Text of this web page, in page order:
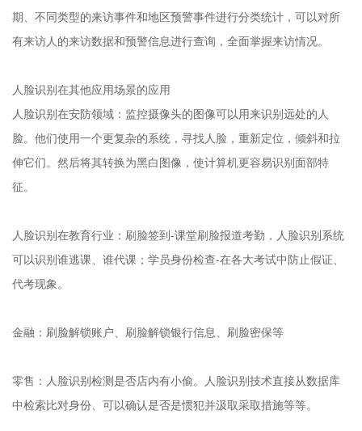
期、不同类型的来访事件和地区预警事件进行分类统计，可以对所
有来访人的来访数据和预警信息进行查询，全面掌握来访情况。
人脸识别在其他应用场景的应用
人脸识别在安防领域：监控摄像头的图像可以用来识别远处的人
脸。他们使用一个更复杂的系统，寻找人脸，重新定位，倾斜和拉
伸它们。然后将其转换为黑白图像，使计算机更容易识别面部特
征。
人脸识别在教育行业：刷脸签到-课堂刷脸报道考勤，人脸识别系统
可以识别谁逃课、谁代课；学员身份检查-在各大考试中防止假证、
代考现象。
金融：刷脸解锁账户、刷脸解锁银行信息、刷脸密保等
零售：人脸识别检测是否店内有小偷。人脸识别技术直接从数据库
中检索比对身份、可以确认是否是惯犯并汲取采取措施等等。